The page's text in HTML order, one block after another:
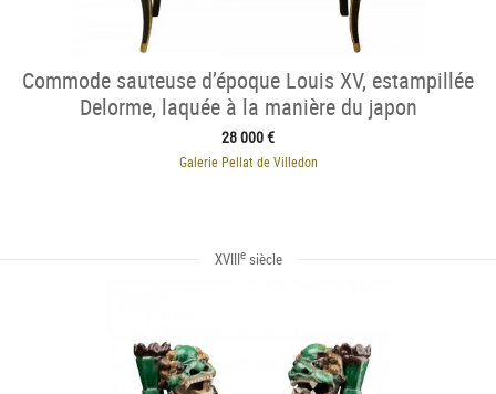
Commode sauteuse d’époque Louis XV, estampillée
Delorme, laquée à la manière du japon
28 000 €
Galerie Pellat de Villedon
XVIIIesiècle